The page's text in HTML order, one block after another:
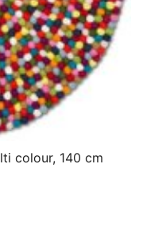
colour, 140 cm